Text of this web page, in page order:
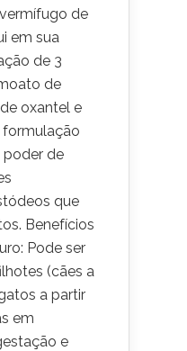
de
em sua
de 3
de
oxantel e
formulação
poder de
que
Benefícios
Pode ser
(cães a
a partir
em
e